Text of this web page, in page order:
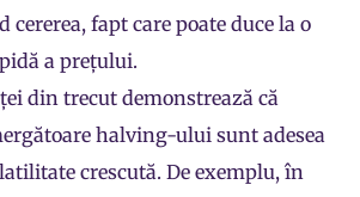
cererea, fapt care poate duce la o
a prețului.
din trecut demonstrează că
halving-ului sunt adesea
crescută. De exemplu, în